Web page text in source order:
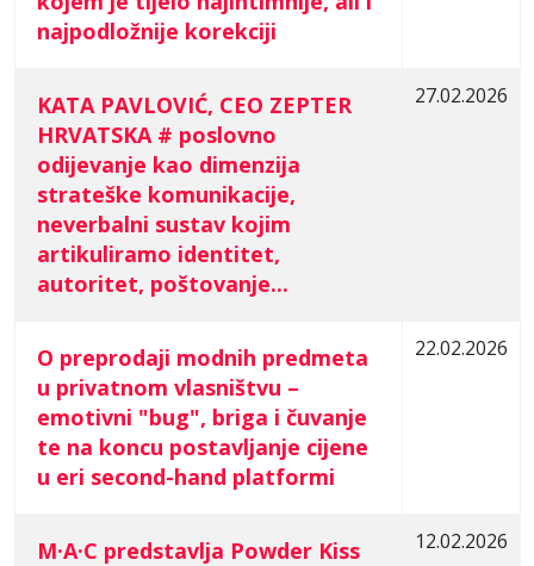
najpodložnije korekciji
KATA PAVLOVIĆ, CEO ZEPTER
HRVATSKA # poslovno
odijevanje kao dimenzija
strateške komunikacije,
neverbalni sustav kojim
artikuliramo identitet,
autoritet, poštovanje...
27.02.2026
O preprodaji modnih predmeta
u privatnom vlasništvu –
emotivni "bug", briga i čuvanje
te na koncu postavljanje cijene
u eri second-hand platformi
22.02.2026
M·A·C predstavlja Powder Kiss
12.02.2026